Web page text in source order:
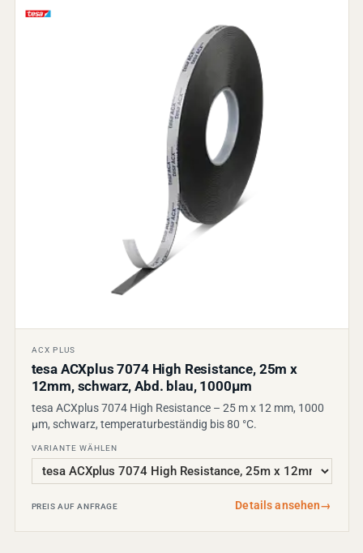
ACX PLUS
tesa ACXplus 7074 High Resistance, 25m x
12mm, schwarz, Abd. blau, 1000µm
tesa ACXplus 7074 High Resistance – 25 m x 12 mm, 1000
µm, schwarz, temperaturbeständig bis 80 °C.
VARIANTE WÄHLEN
PREIS AUF ANFRAGE Details ansehen→